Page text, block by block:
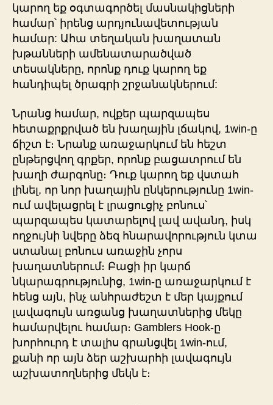
կարող եք օգտագործել մասնակիցների
համար՝ իրենց արդյունավետության
համար: Ահա տեղական խաղատան
խթանների ամենատարածված
տեսակները, որոնք դուք կարող եք
հանդիպել ծրագրի շրջանակներում:
Նրանց համար, ովքեր պարզապես
հետաքրքրված են խաղային լճակով, 1win-ը
ճիշտ է։ Նրանք առաջարկում են հեշտ
ընթերցվող գրքեր, որոնք բացատրում են
խաղի ժարգոնը։ Դուք կարող եք վստահ
լինել, որ նոր խաղային ընկերությունը 1win-
ում ավելացրել է լրացուցիչ բոնուս՝
պարզապես կատարելով լավ ավանդ, իսկ
ողջույնի նվերը ձեզ հնարավորություն կտա
ստանալ բոնուս առաջին չորս
խաղատներում։ Բացի իր կարճ
նկարագրությունից, 1win-ը առաջարկում է
հենց այն, ինչ անհրաժեշտ է մեր կայքում
լավագույն առցանց խաղատներից մեկը
համարվելու համար։ Gamblers Hook-ը
խորհուրդ է տալիս գրանցվել 1win-ում,
քանի որ այն ձեր աշխարհի լավագույն
աշխատողներից մեկն է։